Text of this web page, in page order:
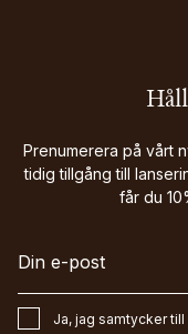
Prenumerera på vårt
tidig tillgång till
får du
Ja, jag samtycker till